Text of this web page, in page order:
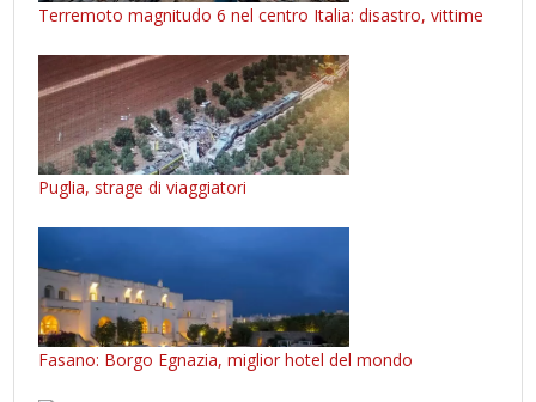
Terremoto magnitudo 6 nel centro Italia: disastro, vittime
Puglia, strage di viaggiatori
Fasano: Borgo Egnazia, miglior hotel del mondo